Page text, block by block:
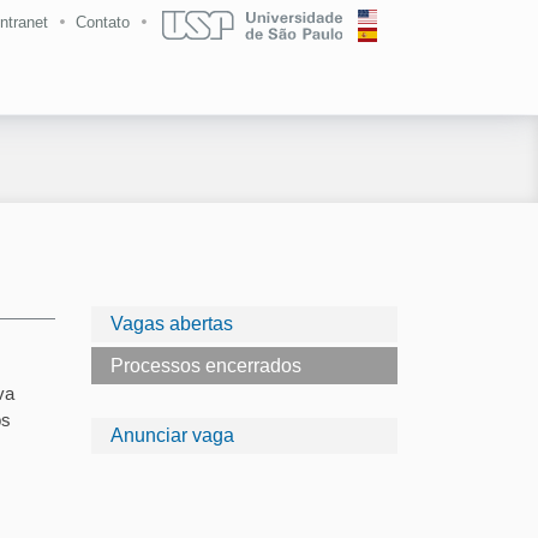
Intranet Contato
Vagas abertas
Processos encerrados
Anunciar vaga